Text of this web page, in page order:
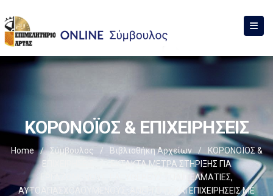
ΚΟΡΟΝΟΪΟΣ & ΕΠΙΧΕΙΡΗΣΕΙΣ
Home / Σύμβουλος / Βιβλιοθήκη Αρχείων /
ΚΟΡΟΝΟΪΟΣ &
ΕΠΙΧΕΙΡΗΣΕΙΣ
ΈΚΤΑΚΤΑ ΜΕΤΡΑ ΣΤΗΡΙΞΗΣ ΓΙΑ
ΕΡΓΑΖΟΜΕΝΟΥΣ, ΕΛΕΥΘΕΡΟΥΣ ΕΠΑΓΓΕΛΜΑΤΙΕΣ,
ΑΥΤΟΑΠΑΣΧΟΛΟΥΜΕΝΟΥΣ, ΑΝΕΡΓΟΥΣ ΚΑΙ ΕΠΙΧΕΙΡΗΣΕΙΣ ΜΕ